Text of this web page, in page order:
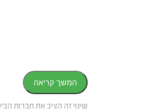
המשך קריאה
שינוי זה הציב את חברות